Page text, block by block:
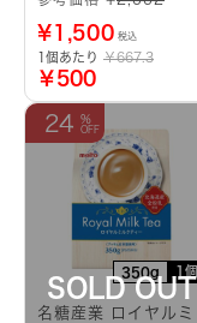
¥1,500 税込
1個あたり ￥667.3
￥500
350g 1個
24
名糖産業 ロイヤルミ